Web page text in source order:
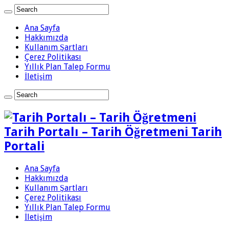
Ana Sayfa
Hakkımızda
Kullanım Şartları
Çerez Politikası
Yıllık Plan Talep Formu
İletişim
Tarih Portalı – Tarih Öğretmeni Tarih
Portali
Ana Sayfa
Hakkımızda
Kullanım Şartları
Çerez Politikası
Yıllık Plan Talep Formu
İletişim